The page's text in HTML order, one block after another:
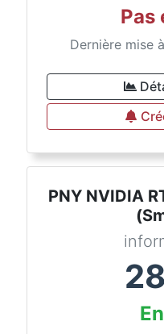
Pas
Dernière mise
PNY NVIDIA